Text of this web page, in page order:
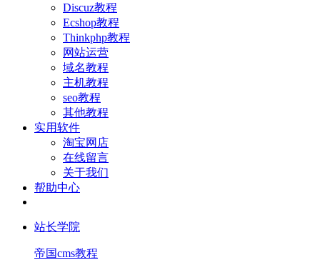
Discuz教程
Ecshop教程
Thinkphp教程
网站运营
域名教程
主机教程
seo教程
其他教程
实用软件
淘宝网店
在线留言
关于我们
帮助中心
站长学院
帝国cms教程